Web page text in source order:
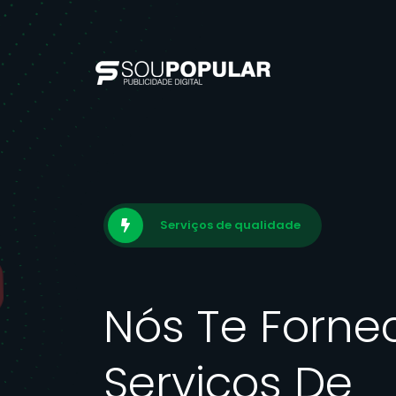
Serviços de qualidade
Nós Te
Serviços De